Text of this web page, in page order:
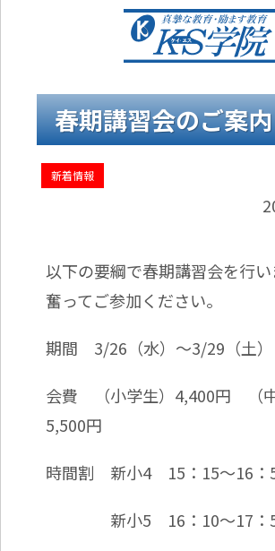
春期講習会のご案内
新着情報
以下の要綱で春期講習会を行い
奮ってご参加ください。
期間 3/26（水）～3/29（土）
会費 （小学生）4,400円 （中
5,500円
時間割 新小4 15：15～16：
新小5 16：10～17：